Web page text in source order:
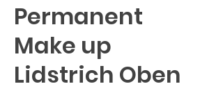
Permanent
Make up
Lidstrich Oben